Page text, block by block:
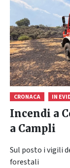
CRONACA IN
Incendi a
a Campli
Sul posto i vigili
forestali